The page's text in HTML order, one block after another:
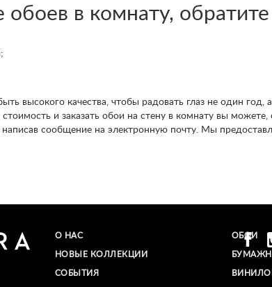
обоев в комнату,
высокого качества, чтобы радовать глаз не один
стоимость и заказать обои на стену в комнату вы
написав сообщение на электронную почту. Мы
О НАС
НОВЫЕ КОЛЛЕКЦИИ
СОБЫТИЯ
ОБОИ